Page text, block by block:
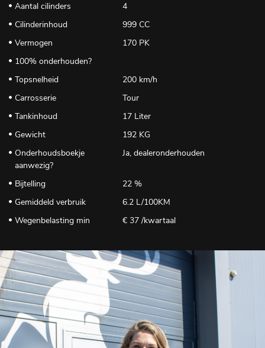
Aantal cilinders
4
Cilinderinhoud
999 CC
Vermogen
170 PK
100% onderhouden?
Topsnelheid
200 km/h
Carrosserie
Tour
Tankinhoud
17 Liter
Gewicht
192 KG
Onderhoudsboekje
aanwezig?
Ja, dealeronderhouden
Bijtelling
22 %
Gemiddeld verbruik
6.2 L/100KM
Wegenbelasting min
€ 37 /kwartaal